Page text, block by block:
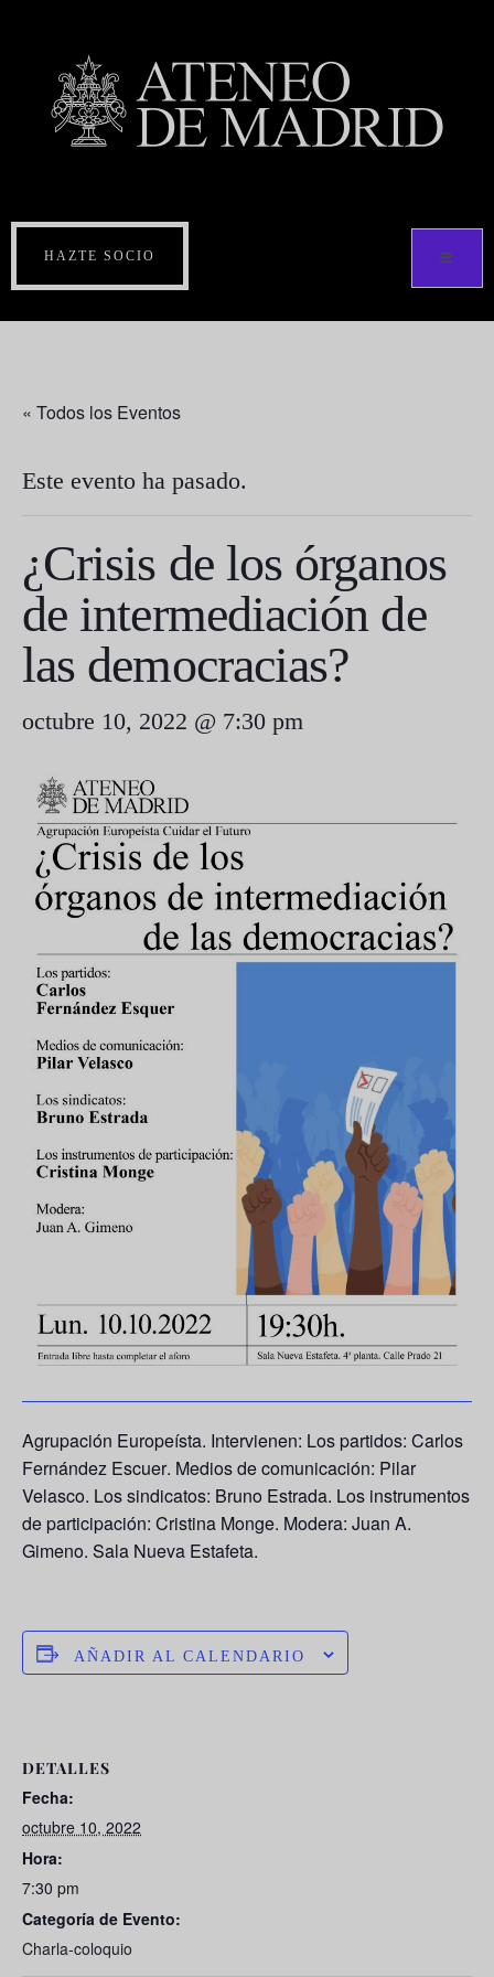
HAZTE SOCIO
« Todos los Eventos
Este evento ha pasado.
¿Crisis de los órganos
de intermediación de
las democracias?
octubre 10, 2022 @ 7:30 pm
Agrupación Europeísta. Intervienen: Los partidos: Carlos
Fernández Escuer. Medios de comunicación: Pilar
Velasco. Los sindicatos: Bruno Estrada. Los instrumentos
de participación: Cristina Monge. Modera: Juan A.
Gimeno. Sala Nueva Estafeta.
AÑADIR AL CALENDARIO
DETALLES
Fecha:
octubre 10, 2022
Hora:
7:30 pm
Categoría de Evento:
Charla-coloquio